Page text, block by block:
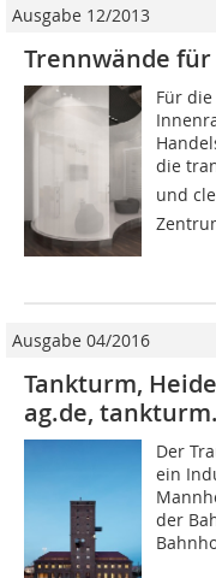
Ausgabe 12/2013
Trennwände
Für
die
und
Ausgabe 04/2016
Tankturm,
ag.de,
Der
ein
der